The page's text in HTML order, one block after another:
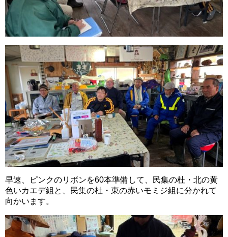
早速、ピンクのリボンを60本準備して、民集の杜・北の黄
色いカエデ組と、民集の杜・東の赤いモミジ組に分かれて
向かいます。